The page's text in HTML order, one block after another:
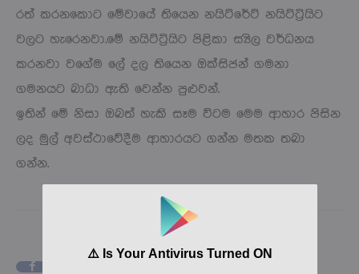
රත් කරනකොට මේවායේ තියෙන නයිට්රේට් නයිට්ට්‍රියිට
වලට හැරෙනවා.මේ නයිට්ට්‍රියිට පිළිකා ස්‍යිල වර්ධනය
කරනවා වගේම ලේ දල තියෙන ඔක්සිජන් ගමනා
ගමනයට බාධා ඇති වෙන්න පුළුවන්.
ඉතින් මේ නිසා ඔබත් හැකි සෑම විටම මෙම ආහාර පිසින
ලද මුල් අවස්ථාවේදීම ආහාරයට ගන්න මතක තබා
ගන්න.